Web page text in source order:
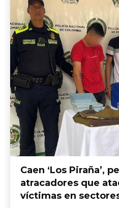
Caen ‘Los Piraña’,
atracadores que
víctimas en